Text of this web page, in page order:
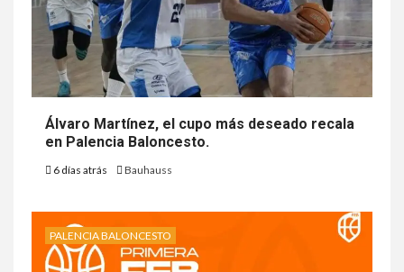
Álvaro Martínez, el cupo más deseado recala
en Palencia Baloncesto.
6 días atrás Bauhauss
PALENCIA BALONCESTO